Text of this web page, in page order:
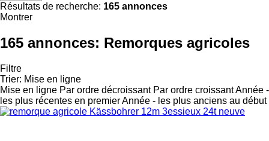
Résultats de recherche: 165 annonces
Montrer
165 annonces: Remorques agricoles
Filtre
Trier: Mise en ligne
Mise en ligne Par ordre décroissant Par ordre croissantAnnée -
les plus récentes en premierAnnée - les plus anciens au début